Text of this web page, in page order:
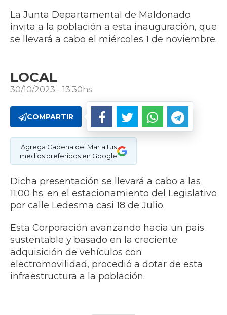
La Junta Departamental de Maldonado
invita a la población a esta inauguración, que
se llevará a cabo el miércoles 1 de noviembre.
LOCAL
30/10/2023 - 13:30hs
COMPARTIR
Agrega Cadena del Mar a tus
medios preferidos en Google
Dicha presentación se llevará a cabo a las
11:00 hs. en el estacionamiento del Legislativo
por calle Ledesma casi 18 de Julio.
Esta Corporación avanzando hacia un país
sustentable y basado en la creciente
adquisición de vehículos con
electromovilidad, procedió a dotar de esta
infraestructura a la población.